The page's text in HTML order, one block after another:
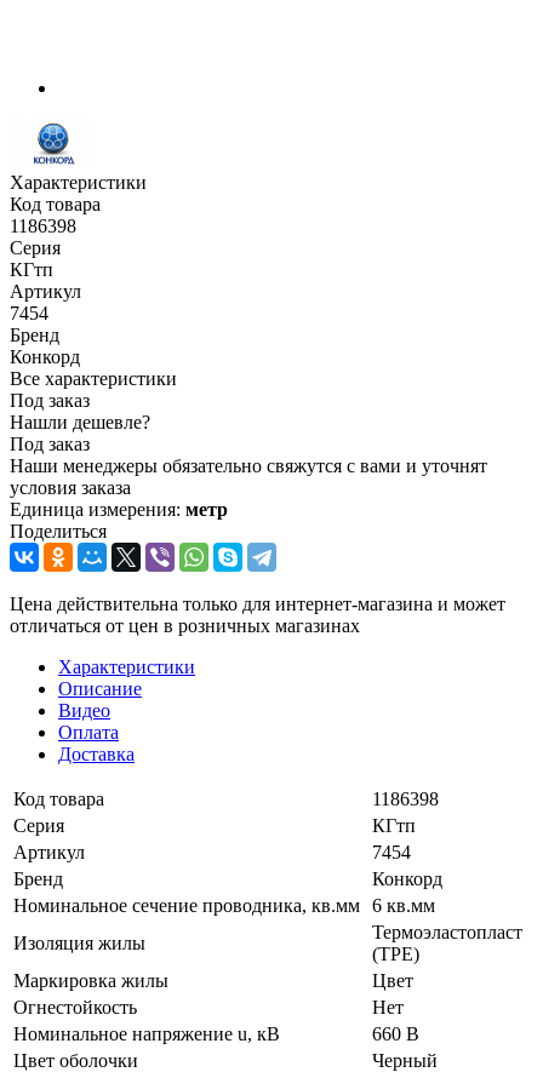
Характеристики
Код товара
1186398
Серия
КГтп
Артикул
7454
Бренд
Конкорд
Все характеристики
Под заказ
Нашли дешевле?
Под заказ
Наши менеджеры обязательно свяжутся с вами и уточнят
условия заказа
Единица измерения: метр
Поделиться
Цена действительна только для интернет-магазина и может
отличаться от цен в розничных магазинах
Характеристики
Описание
Видео
Оплата
Доставка
Код товара
1186398
Серия
КГтп
Артикул
7454
Бренд
Конкорд
Номинальное сечение проводника, кв.мм 6 кв.мм
Изоляция жилы
Термоэластопласт
(TPE)
Маркировка жилы
Цвет
Огнестойкость
Нет
Номинальное напряжение u, кВ
660 В
Цвет оболочки
Черный